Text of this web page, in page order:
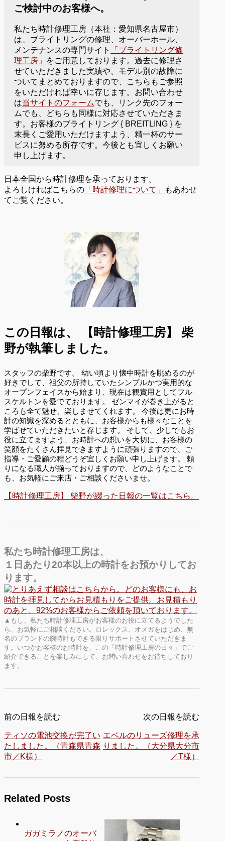
ご検討中のお客様へ。
私たち時計修理工房（本社：愛知県名古屋市）
は、ブライトリングの修理、オーバーホール、
メンテナンスの専門サイト
「ブライトリング修
理工房」
をご用意しております。過去に修理さ
せていただきました実績や、モデル別の故障に
ついてまとめておりますので、こちらもご参照
をいただければ幸いに存じます。お問い合わせ
は当サイトのフォームでも、リンク先のフォー
ムでも、どちらも同様に対応させていただきま
す。お客様のブライトリング { BREITLING } を
末長くご愛用いただけますよう、精一杯のサー
ビスに努める所存です。今後とも宜しくお願い
申し上げます。
日本全国から時計修理を承っております。
よろしければこちらの 「時計修理について」
もあわせ
てご覧ください。
この日報は、
【時計修理工房】 柴
野が執筆しました。
スタッフの柴野です。 幼い頃より懐中時計を眺めるのが
好きでして、祖父の所持していたシンプルかつ実用的な
オープンフェイスから始まり、現在は観賞用としてフル
スケルトンを愛でております。 ゼンマイが巻き上がると
ころも全て魅せ、楽しませてくれます。 今後は更にお時
計の知識を深めるとともに、お客様からも様々なことを
学ばせていただきたいと存じます。 そして、少しでもお
役に立てますよう、お時計への想いを大切に、お客様の
笑顔をたくさん拝見できますように頑張りますので、ご
指導・ご愛顧の程どうぞ宜しくお願い申し上げます。 頼
りになる職人が揃っておりますので、どのようなことで
も、お気軽にご来店・ご相談くださいませ。
【時計修理工房】 柴野が綴った日報の一覧はこちら。
私たち時計修理工房は、
１日あたり20本以上の時計をお預かりしてお
ります。
▲もし、私たち時計修理工房がお客様のお役に立てるようでした
ら、お気軽にご相談ください。ロレックス、オメガをはじめ、無
名のブランドの腕時計もできる限りサポートさせていただきま
す。いつかお客様のお時計を、この「時計修理工房の日々」でご
紹介できることを楽しみにして、お問い合わせをお待ちしており
ます。
前の日報を読む
ティソの電池交換が完了い
たしました。（青森県青森
市／K様）
次の日報を読む
エベルのリューズ修理を承
りました。（大分県大分市
／T様）
Related Posts
ガガミラノのオーバ